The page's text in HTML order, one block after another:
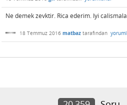
Ne demek zevktir. Rica ederim. Iyi
18 Temmuz 2016 matbaz tarafından